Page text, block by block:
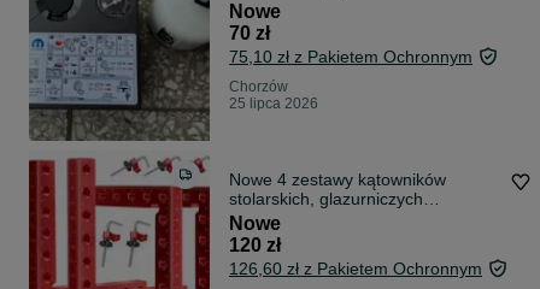
Nowe
70 zł
75,10 zł z Pakietem Ochronnym
Chorzów
25 lipca 2026
Nowe 4 zestawy kątowników
stolarskich, glazurniczych
wykonane z aluminium 90 st. 140
mm
Nowe
120 zł
126,60 zł z Pakietem Ochronnym